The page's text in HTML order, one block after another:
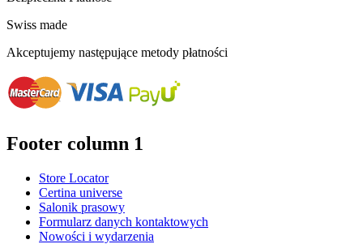
Swiss made
Akceptujemy następujące metody płatności
Footer column 1
Store Locator
Certina universe
Salonik prasowy
Formularz danych kontaktowych
Nowości i wydarzenia